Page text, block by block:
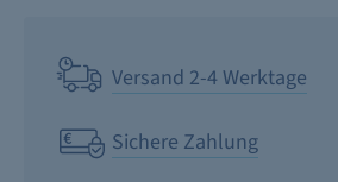
Versand 2-4 Werktage
Sichere Zahlung